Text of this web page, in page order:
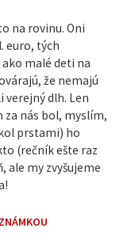
na rovinu. Oni
euro, tých
ako malé deti na
že nemajú
verejný dlh. Len
za nás bol, myslím,
prstami) ho
(rečník ešte raz
ale my zvyšujeme